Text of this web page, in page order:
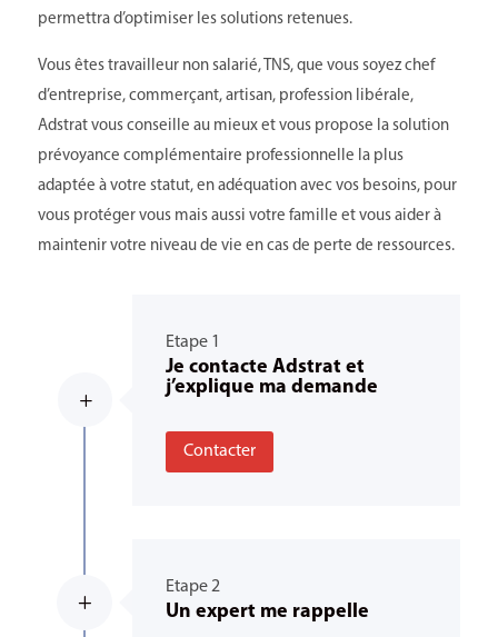
permettra d’optimiser les solutions retenues.
Vous êtes travailleur non salarié, TNS, que vous soyez chef
d’entreprise, commerçant, artisan, profession libérale,
Adstrat vous conseille au mieux et vous propose la solution
prévoyance complémentaire professionnelle la plus
adaptée à votre statut, en adéquation avec vos besoins, pour
vous protéger vous mais aussi votre famille et vous aider à
maintenir votre niveau de vie en cas de perte de ressources.
L
Etape 1
Je contacte Adstrat et
j’explique ma demande
Contacter
L
Etape 2
Un expert me rappelle